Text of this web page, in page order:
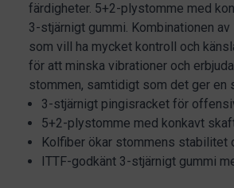
färdigheter. 5+2-plystomme med
3-stjärnigt gummi. Kombinationen
som vill ha mycket kontroll och
för att minska vibrationer och
stommen, samtidigt som det ger en
3-stjärnigt pingisracket för
5+2-plystomme med konkavt
Kolfiber ökar stommens stabilitet
ITTF-godkänt 3-stjärnigt gummi